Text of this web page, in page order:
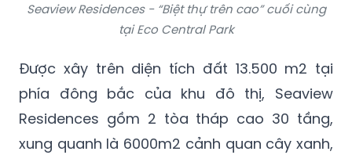
Seaview Residences - “Biệt thự trên cao” cuối cùng
tại Eco Central Park
Được xây trên diện tích đất 13.500 m2 tại
phía đông bắc của khu đô thị, Seaview
Residences gồm 2 tòa tháp cao 30 tầng,
xung quanh là 6000m2 cảnh quan cây xanh,